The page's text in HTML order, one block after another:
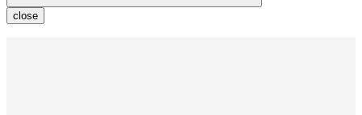
close